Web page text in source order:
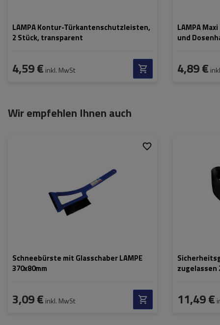
LAMPA Kontur-Türkantenschutzleisten,
2 Stück, transparent
4,59 € inkl. MwSt
LAMPA
und
4,89 €
Wir empfehlen Ihnen auch
Schneebürste mit Glasschaber LAMPE
370x80mm
3,09 € inkl. MwSt
zugelassen
11,49 €